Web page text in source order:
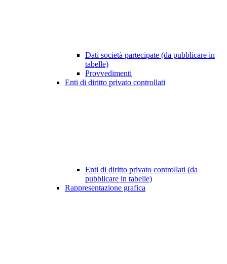
Dati società partecipate (da pubblicare in
tabelle)
Provvedimenti
Enti di diritto privato controllati
Enti di diritto privato controllati (da
pubblicare in tabelle)
Rappresentazione grafica